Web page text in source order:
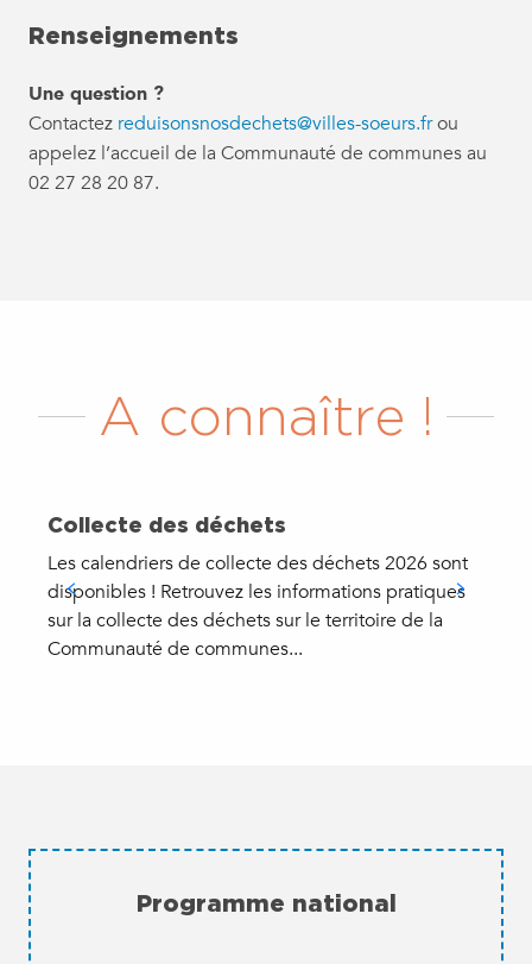
Renseignements
Une question ?
Contactez reduisonsnosdechets@villes-soeurs.frou
appelez l’accueil de la Communauté de communes au
02 27 28 20 87.
A connaître !
Collecte des déchets
Les calendriers de collecte des déchets 2026 sont
disponibles ! Retrouvez les informations pratiques
sur la collecte des déchets sur le territoire de la
Communauté de communes...
Programme national